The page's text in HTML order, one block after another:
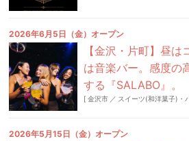
2026年6月5日（金）オープン
【金沢・片町】昼
は音楽バー。感度の
する『SALABO』。
[金沢市 ／ スイーツ(和洋菓子)・
2026年5月15日（金）オープン